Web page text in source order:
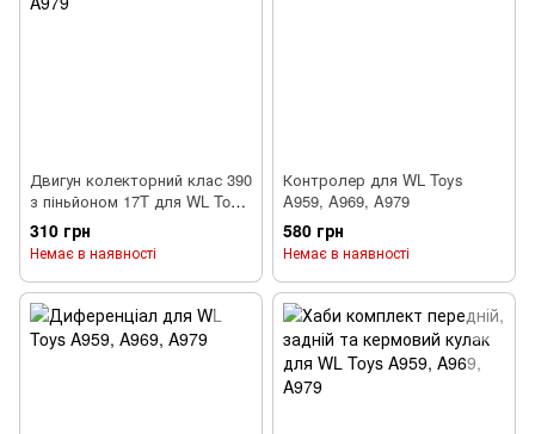
Двигун колекторний клас 390
з піньйоном 17T для WL Toys
A959, A969, A979
310 грн
Немає в наявності
Контролер для WL Toys
A959, A969, A979
580 грн
Немає в наявності